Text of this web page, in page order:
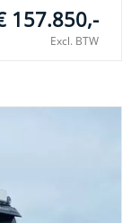
157.850,-
Excl. BTW